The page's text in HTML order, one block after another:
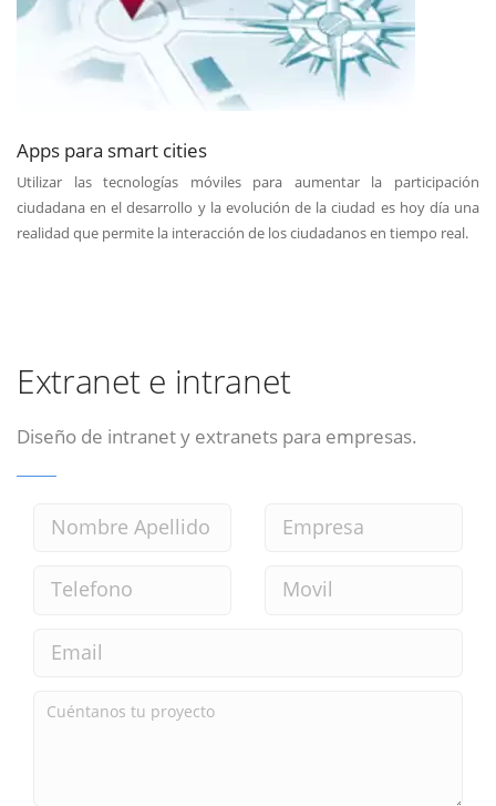
Apps para smart cities
Utilizar las tecnologías móviles para aumentar la participación
ciudadana en el desarrollo y la evolución de la ciudad es hoy día una
realidad que permite la interacción de los ciudadanos en tiempo real.
Extranet e intranet
Diseño de intranet y extranets para empresas.